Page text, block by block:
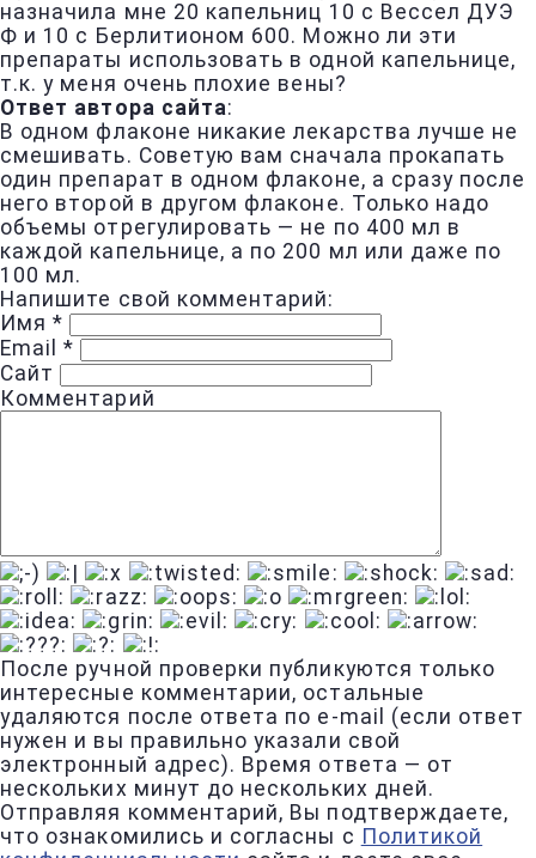
назначила мне 20 капельниц 10 с Вессел ДУЭ
Ф и 10 с Берлитионом 600. Можно ли эти
препараты использовать в одной капельнице,
т.к. у меня очень плохие вены?
Ответ автора сайта:
В одном флаконе никакие лекарства лучше не
смешивать. Советую вам сначала прокапать
один препарат в одном флаконе, а сразу после
него второй в другом флаконе. Только надо
объемы отрегулировать — не по 400 мл в
каждой капельнице, а по 200 мл или даже по
100 мл.
Напишите свой комментарий:
Имя*
Email*
Сайт
Комментарий
После ручной проверки публикуются только
интересные комментарии, остальные
удаляются после ответа по e-mail (если ответ
нужен и вы правильно указали свой
электронный адрес). Время ответа — от
нескольких минут до нескольких дней.
Отправляя комментарий, Вы подтверждаете,
что ознакомились и согласны с Политикой